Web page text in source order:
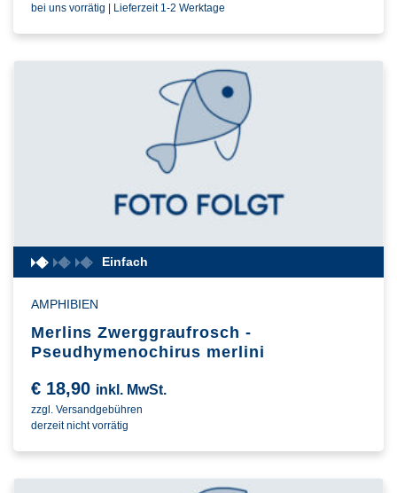
bei uns vorrätig | Lieferzeit 1-2 Werktage
Einfach
AMPHIBIEN
Merlins Zwerggraufrosch -
Pseudhymenochirus merlini
€ 18,90 inkl. MwSt.
zzgl. Versandgebühren
derzeit nicht vorrätig